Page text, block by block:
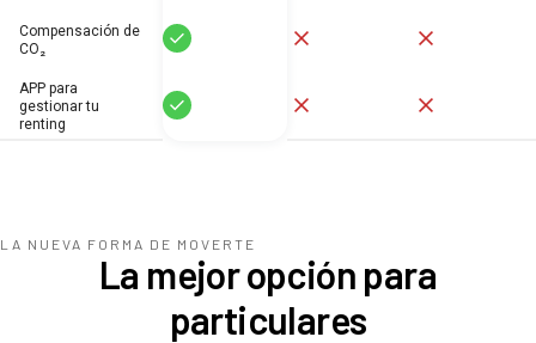
Compensación de
CO₂
Sí
APP para
gestionar tu
renting
Sí
LA NUEVA FORMA DE MOVERTE
La mejor opción para
particulares